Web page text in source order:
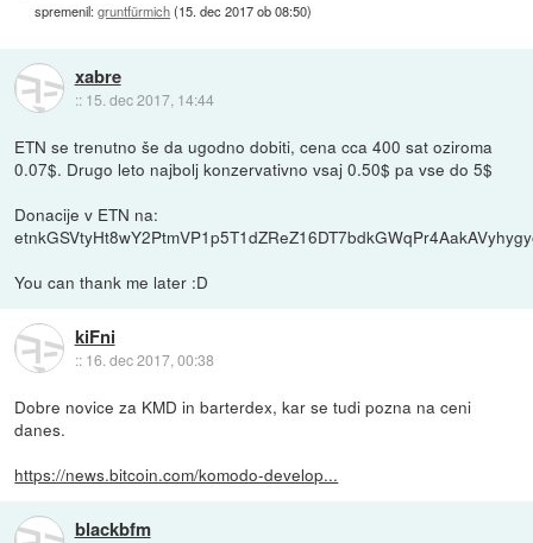
spremenil:gruntfürmich(15. dec 2017 ob 08:50)
xabre
:: 15. dec 2017, 14:44
ETN se trenutno še da ugodno dobiti, cena cca 400 sat oziroma
0.07$. Drugo leto najbolj konzervativno vsaj 0.50$ pa vse do 5$
Donacije v ETN na:
You can thank me later :D
kiFni
:: 16. dec 2017, 00:38
Dobre novice za KMD in barterdex, kar se tudi pozna na ceni
danes.
https://news.bitcoin.com/komodo-develop...
blackbfm